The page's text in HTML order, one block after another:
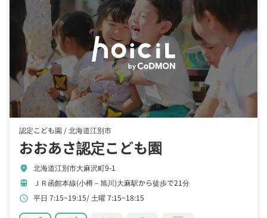
認定こども園 /北海道江別市
おおあさ認定こども園
location_on 北海道江別市大麻沢町9-1
train ＪＲ函館本線(小樽－旭川)大麻駅から徒歩で21分
schedule 平日 7:15~19:15 土曜 7:15~18:15